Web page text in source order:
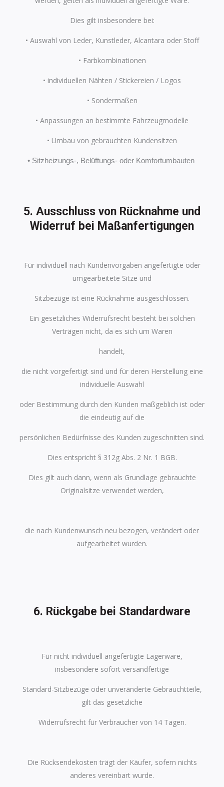
Dies gilt insbesondere bei:
• Auswahl von Leder, Kunstleder, Alcantara oder Stoff
• Farbkombinationen
• individuellen Nähten / Stickereien / Logos
• Sondermaßen
• Anpassungen an bestimmte Fahrzeugmodelle
• Umbau von gebrauchten Kundensitzen
• Sitzheizungs-, Belüftungs- oder Komfortumbauten
5. Ausschluss von Rücknahme und
Widerruf bei Maßanfertigungen
Für individuell nach Kundenvorgaben angefertigte oder
umgearbeitete Sitze und
Sitzbezüge ist eine Rücknahme ausgeschlossen.
Ein gesetzliches Widerrufsrecht besteht bei solchen
Verträgen nicht, da es sich um Waren
handelt,
die nicht vorgefertigt sind und für deren Herstellung eine
individuelle Auswahl
oder Bestimmung durch den Kunden maßgeblich ist oder
die eindeutig auf die
persönlichen Bedürfnisse des Kunden zugeschnitten sind.
Dies entspricht § 312g Abs. 2 Nr. 1 BGB.
Dies gilt auch dann, wenn als Grundlage gebrauchte
Originalsitze verwendet werden,
die nach Kundenwunsch neu bezogen, verändert oder
aufgearbeitet wurden.
6. Rückgabe bei Standardware
Für nicht individuell angefertigte Lagerware,
insbesondere sofort versandfertige
Standard-Sitzbezüge oder unveränderte Gebrauchtteile,
gilt das gesetzliche
Widerrufsrecht für Verbraucher von 14 Tagen.
Die Rücksendekosten trägt der Käufer, sofern nichts
anderes vereinbart wurde.